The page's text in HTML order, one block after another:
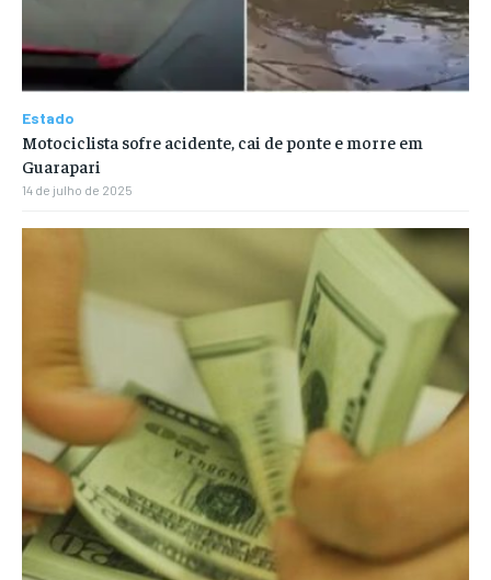
Estado
Motociclista sofre acidente, cai de ponte e morre em
Guarapari
14 de julho de 2025